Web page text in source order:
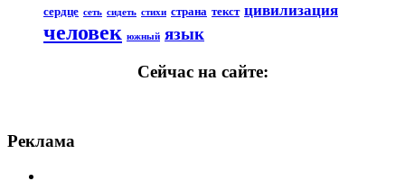
сердце сеть сидеть стихи страна текст цивилизация
человек южный язык
Сейчас на сайте:
Реклама